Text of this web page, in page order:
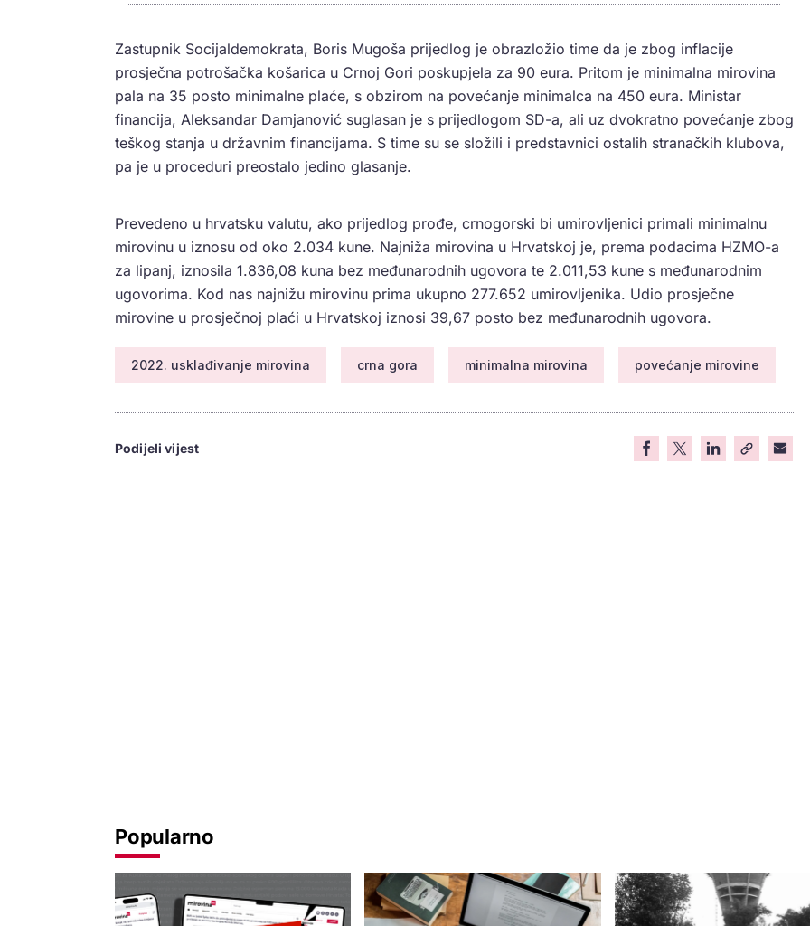
Zastupnik Socijaldemokrata, Boris Mugoša prijedlog je obrazložio time da je zbog inflacije
prosječna potrošačka košarica u Crnoj Gori poskupjela za 90 eura. Pritom je minimalna mirovina
pala na 35 posto minimalne plaće, s obzirom na povećanje minimalca na 450 eura. Ministar
financija, Aleksandar Damjanović suglasan je s prijedlogom SD-a, ali uz dvokratno povećanje zbog
teškog stanja u državnim financijama. S time su se složili i predstavnici ostalih stranačkih klubova,
pa je u proceduri preostalo jedino glasanje.
Prevedeno u hrvatsku valutu, ako prijedlog prođe, crnogorski bi umirovljenici primali minimalnu
mirovinu u iznosu od oko 2.034 kune. Najniža mirovina u Hrvatskoj je, prema podacima HZMO-a
za lipanj, iznosila 1.836,08 kuna bez međunarodnih ugovora te 2.011,53 kune s međunarodnim
ugovorima. Kod nas najnižu mirovinu prima ukupno 277.652 umirovljenika. Udio prosječne
mirovine u prosječnoj plaći u Hrvatskoj iznosi 39,67 posto bez međunarodnih ugovora.
2022. usklađivanje mirovina crna gora minimalna mirovina povećanje mirovine
Podijeli vijest
Popularno